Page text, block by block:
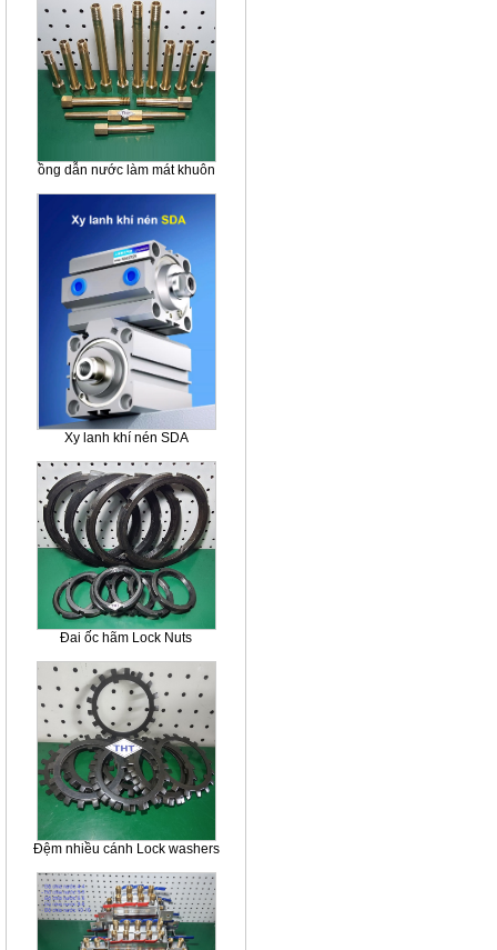
ồng dẫn nước làm mát khuôn
Xy lanh khí nén SDA
Đai ốc hãm Lock Nuts
Đệm nhiều cánh Lock washers